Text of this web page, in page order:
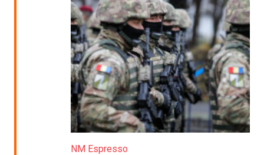
NM Espresso